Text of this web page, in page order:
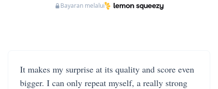
Bayaran melalui
It makes my surprise at its quality and score even
bigger. I can only repeat myself, a really strong